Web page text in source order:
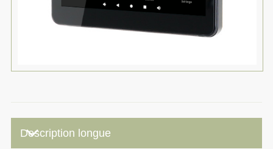
Description longue
keyboard_arrow_down